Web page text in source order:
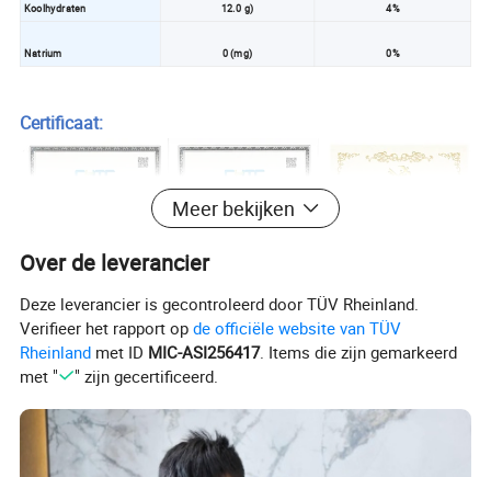
Koolhydraten 12.0 g) 4%
Natrium 0 (mg) 0%
Certificaat:
Verpakking en levering:
Meer bekijken
Over de leverancier
Deze leverancier is gecontroleerd door TÜV Rheinland.
Verifieer het rapport opde officiële website van TÜV
Rheinland met ID MIC-ASI256417. Items die zijn gemarkeerd
met "
" zijn gecertificeerd.